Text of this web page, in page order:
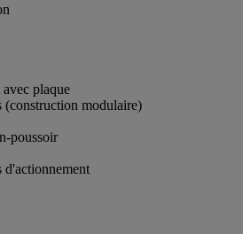
plaque
(construction modulaire)
poussoir
d'actionnement